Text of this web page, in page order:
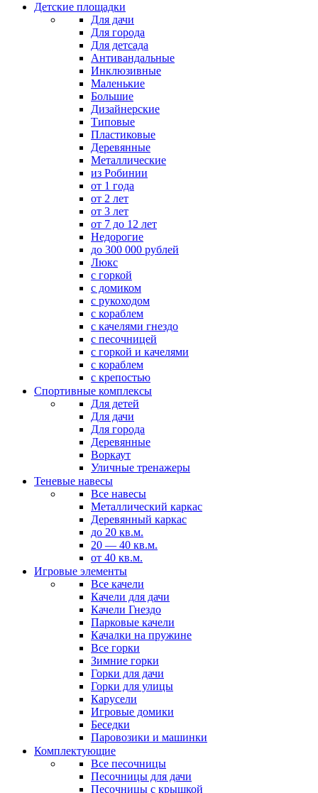
Детские площадки
Для дачи
Для города
Для детсада
Антивандальные
Инклюзивные
Маленькие
Большие
Дизайнерские
Типовые
Пластиковые
Деревянные
Металлические
из Робинии
от 1 года
от 2 лет
от 3 лет
от 7 до 12 лет
Недорогие
до 300 000 рублей
Люкс
с горкой
с домиком
с рукоходом
с кораблем
с качелями гнездо
с песочницей
с горкой и качелями
с кораблем
с крепостью
Спортивные комплексы
Для детей
Для дачи
Для города
Деревянные
Воркаут
Уличные тренажеры
Теневые навесы
Все навесы
Металлический каркас
Деревянный каркас
до 20 кв.м.
20 — 40 кв.м.
от 40 кв.м.
Игровые элементы
Все качели
Качели для дачи
Качели Гнездо
Парковые качели
Качалки на пружине
Все горки
Зимние горки
Горки для дачи
Горки для улицы
Карусели
Игровые домики
Беседки
Паровозики и машинки
Комплектующие
Все песочницы
Песочницы для дачи
Песочницы с крышкой